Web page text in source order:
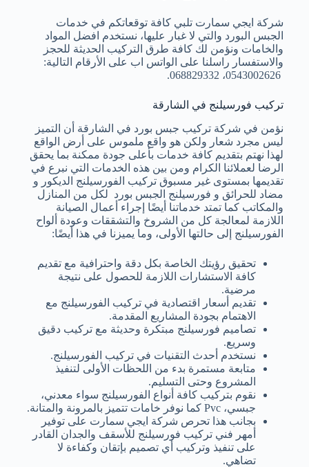
شركة ايجي سمارت تلبي كافة توقعاتكم في خدمات
الجبس البورد والتي لا غبار عليها، نستخدم افضل المواد
والخامات ونؤمن لك كافة طرق التركيب الحديثة للحجز
والاستفسار راسلنا على الواتس اب على الأرقام التالية:
تركيب فورسيلنج في الشارقة
نؤمن في شركة تركيب جبس بورد في الشارقة أن التميز
ليس مجرد شعار ولكن هو واقع ملموس على أرض الواقع
لهذا نهتم بتقديم كافة خدمات بأعلى جودة ممكنة بما يحقق
الرضا لعملائنا الكرام ومن بين هذه الخدمات التي نبرع في
تقديمها بمستوى غير مسبوق تركيب الفورسيلنج الديكور و
مضاد للحرائق و فورسيلنج الجبس بورد لكل من المنازل
والمكاتب كما تمتد خدماتنا أيضًا إجراء أعمال الصيانة
اللازمة لمعالجة كل من الشروخ والتشققات وعودة ألواح
الفورسيلنج إلى حالتها الأولى، وما يميزنا في هذا أيضًا:
تحقيق رؤيتك الخاصة بكل دقة واحترافية مع تقديم
كافة الاستشارات اللازمة للحصول على نتيجة
مرضية.
تقديم أسعار اقتصادية في تركيب الفورسيلنج مع
الاهتمام بجودة المشاريع المقدمة.
تصاميم فورسيلنج مبتكرة وحديثة مع تركيب دقيق
وسريع.
نستخدم أحدث التقنيات في تركيب الفورسيلنج.
متابعة مستمرة بدء من اللحظات الأولى لتنفيذ
المشروع وحتى التسليم.
نقوم بتركيب كافة أنواع الفورسيلنج سواء معدني،
جبسي، Pvc كما نوفر خامات تتميز بالمرونة والمتانة.
بجانب هذا تحرص شركة ايجي سمارت على توفير
أمهر فني تركيب فورسيلنج للأسقف والجدان القادر
على تنفيذ وتركيب أي تصميم بإتقان وكفاءة لا
تضاهي.